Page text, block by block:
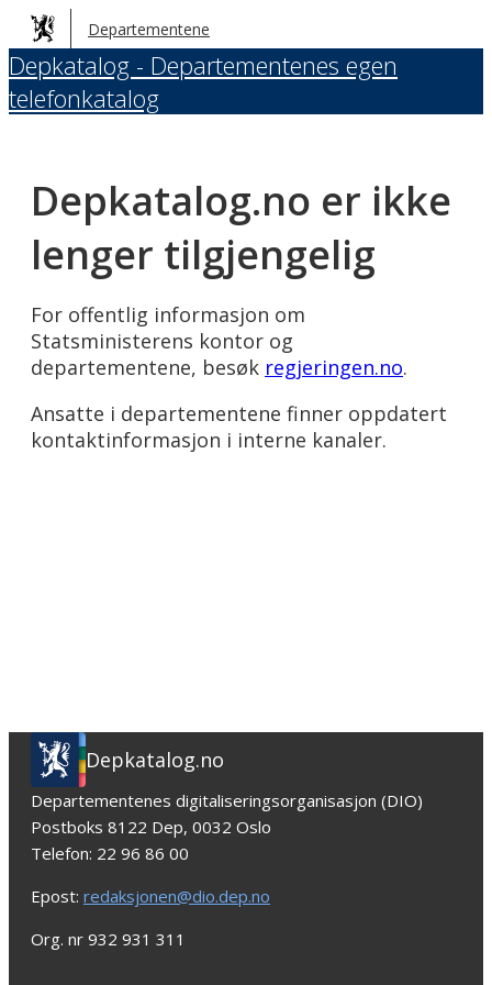
Hopp
til
hovedinnhold
Departementene
Depkatalog - Departementenes egen
telefonkatalog
Depkatalog.no er ikke
lenger tilgjengelig
For offentlig informasjon om
Statsministerens kontor og
departementene, besøk regjeringen.no.
Ansatte i departementene finner oppdatert
kontaktinformasjon i interne kanaler.
Depkatalog.no
Departementenes digitaliseringsorganisasjon (DIO)
Postboks 8122 Dep, 0032 Oslo
Telefon: 22 96 86 00
Epost: redaksjonen@dio.dep.no
Org. nr 932 931 311